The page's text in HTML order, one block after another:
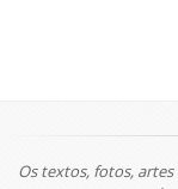
Os textos, fotos,